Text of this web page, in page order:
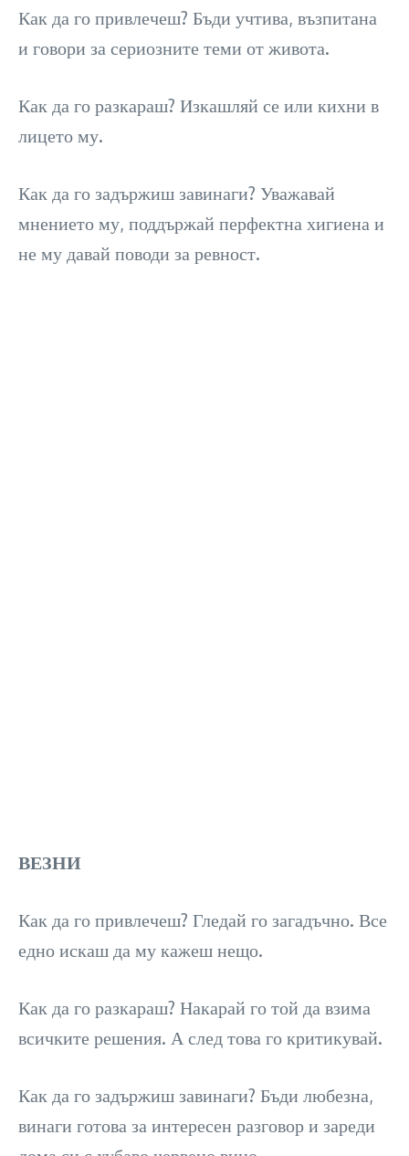
Как да го привлечеш? Бъди учтива, възпитана
и говори за сериозните теми от живота.
Как да го разкараш? Изкашляй се или кихни в
лицето му.
Как да го задържиш завинаги? Уважавай
мнението му, поддържай перфектна хигиена и
не му давай поводи за ревност.
ВЕЗНИ
Как да го привлечеш? Гледай го загадъчно. Все
едно искаш да му кажеш нещо.
Как да го разкараш? Накарай го той да взима
всичките решения. А след това го критикувай.
Как да го задържиш завинаги? Бъди любезна,
винаги готова за интересен разговор и зареди